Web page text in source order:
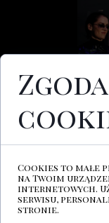
Cookies to małe
na Twoim
internetowych.
serwisu,
stronie.